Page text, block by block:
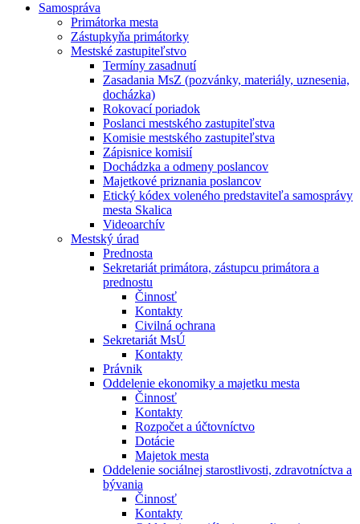
Samospráva
Primátorka mesta
Zástupkyňa primátorky
Mestské zastupiteľstvo
Termíny zasadnutí
Zasadania MsZ (pozvánky, materiály, uznesenia,
docházka)
Rokovací poriadok
Poslanci mestského zastupiteľstva
Komisie mestského zastupiteľstva
Zápisnice komisií
Dochádzka a odmeny poslancov
Majetkové priznania poslancov
Etický kódex voleného predstaviteľa samosprávy
mesta Skalica
Videoarchív
Mestský úrad
Prednosta
Sekretariát primátora, zástupcu primátora a
prednostu
Činnosť
Kontakty
Civilná ochrana
Sekretariát MsÚ
Kontakty
Právnik
Oddelenie ekonomiky a majetku mesta
Činnosť
Kontakty
Rozpočet a účtovníctvo
Dotácie
Majetok mesta
Oddelenie sociálnej starostlivosti, zdravotníctva a
bývania
Činnosť
Kontakty